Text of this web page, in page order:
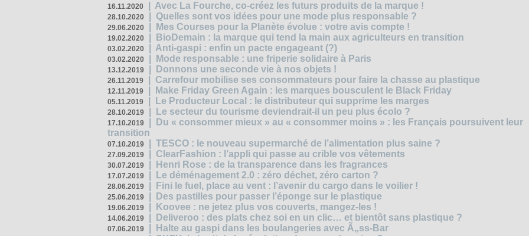
16.11.2020 Avec La Fourche, co-créez les futurs produits de la marque !
28.10.2020 Quelles sont vos idées pour une mode plus responsable ?
29.06.2020 Mes Courses pour la Planète évolue : votre avis compte !
19.02.2020 BioDemain : la marque qui tend la main aux agriculteurs en transition
03.02.2020 Anti-gaspi : enfin un pacte engageant (?)
03.02.2020 Mode responsable : une friperie solidaire à Paris
13.12.2019 Donnons une seconde vie à nos objets !
26.11.2019 Carrefour mobilise ses consommateurs pour faire la chasse au plastique
12.11.2019 Make Friday Green Again : les marques bousculent le Black Friday
05.11.2019 Le Producteur Local : le distributeur qui supprime les marges
28.10.2019 Le secteur du tourisme deviendrait-il un peu plus écolo ?
17.10.2019
Du « consommer mieux » au « consommer moins » : les Français poursuivent leur
transition
07.10.2019 TESCO : le nouveau supermarché de l’alimentation plus saine ?
27.09.2019 ClearFashion : l’appli qui passe au crible vos vêtements
30.07.2019 Henri Rose : de la transparence dans les fragrances
17.07.2019 Le déménagement 2.0 : zéro déchet, zéro carton ?
28.06.2019 Fini le fuel, place au vent : l’avenir du cargo dans le voilier !
25.06.2019 Des pastilles pour passer l’éponge sur le plastique
19.06.2019 Koovee : ne jetez plus vos couverts, mangez-les !
14.06.2019 Deliveroo : des plats chez soi en un clic… et bientôt sans plastique ?
07.06.2019 Halte au gaspi dans les boulangeries avec Ã„ss-Bar